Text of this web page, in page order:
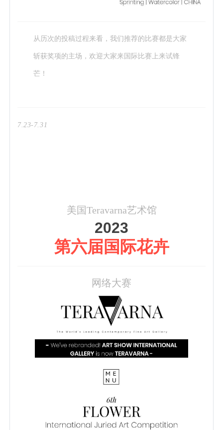
从历次的投稿过程来看，我们推荐的比赛都是大家
斩获奖项的主场，欢迎大家来国际比赛上来试锋
芒！
7.23-7.31
美国Teravarna艺术馆
2023
第六届国际花卉
网络大赛